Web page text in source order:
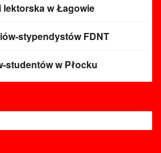
lektorska w Łagowie
stypendystów FDNT
studentów w Płocku